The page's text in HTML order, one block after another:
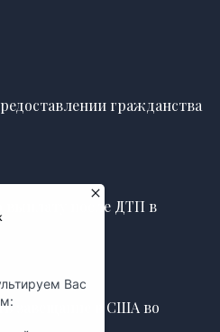
гражданства
выплату после ДТП в
завещание в США во